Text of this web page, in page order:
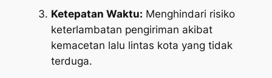
Ketepatan Waktu: Menghindari risiko
keterlambatan pengiriman akibat
kemacetan lalu lintas kota yang tidak
terduga.